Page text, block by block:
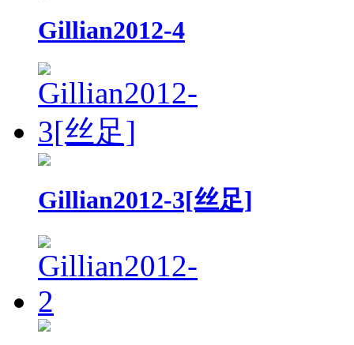
Gillian2012-4
Gillian2012-3[丝足]